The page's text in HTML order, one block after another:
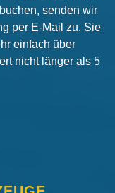
senden wir
per E-Mail zu. Sie
einfach über
nicht länger als 5